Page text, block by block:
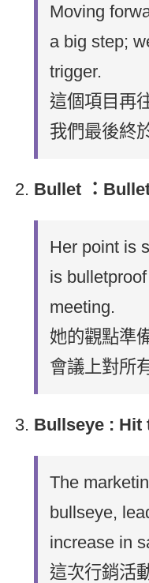
Moving
a big step;
trigger.
這個項目再
我們最後終
Bullet ：
Her point is
is
meeting.
她的觀點準
會議上對所
Bullseye : Hit
The
bullseye,
increase in
這次行銷活